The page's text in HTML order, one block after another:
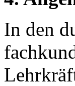
In den